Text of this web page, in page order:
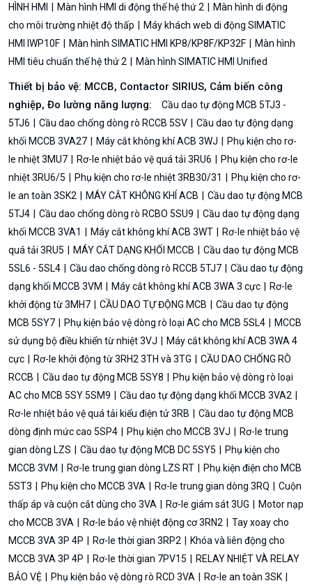
HÌNH HMI
Màn hình HMI di động thế hệ thứ 2
Màn hình di động
cho môi trường nhiệt độ thấp
Máy khách web di động SIMATIC
HMI IWP10F
Màn hình SIMATIC HMI KP8/KP8F/KP32F
Màn hình
HMI tiêu chuẩn thế hệ thứ 2
Màn hình SIMATIC HMI Unified
Thiết bị bảo vệ: MCCB, Contactor SIRIUS, Cảm biến công
nghiệp, Đo lường năng lượng:
Cầu dao tự động MCB 5TJ3 -
5TJ6
Cầu dao chống dòng rò RCCB 5SV
Cầu dao tự động dạng
khối MCCB 3VA27
Máy cắt không khí ACB 3WJ
Phụ kiện cho rơ-
le nhiệt 3MU7
Rơ-le nhiệt bảo vệ quá tải 3RU6
Phụ kiện cho rơ-le
nhiệt 3RU6/5
Phụ kiện cho rơ-le nhiệt 3RB30/31
Phụ kiện cho rơ-
le an toàn 3SK2
MÁY CẮT KHÔNG KHÍ ACB
Cầu dao tự động MCB
5TJ4
Cầu dao chống dòng rò RCBO 5SU9
Cầu dao tự động dạng
khối MCCB 3VA1
Máy cắt không khí ACB 3WT
Rơ-le nhiệt bảo vệ
quá tải 3RU5
MÁY CẮT DẠNG KHỐI MCCB
Cầu dao tự động MCB
5SL6 - 5SL4
Cầu dao chống dòng rò RCCB 5TJ7
Cầu dao tự động
dạng khối MCCB 3VM
Máy cắt không khí ACB 3WA 3 cực
Rơ-le
khởi động từ 3MH7
CẦU DAO TỰ ĐỘNG MCB
Cầu dao tự động
MCB 5SY7
Phụ kiện bảo vệ dòng rò loại AC cho MCB 5SL4
MCCB
sử dụng bộ điều khiển từ nhiệt 3VJ
Máy cắt không khí ACB 3WA 4
cực
Rơ-le khởi động từ 3RH2 3TH và 3TG
CẦU DAO CHỐNG RÒ
RCCB
Cầu dao tự động MCB 5SY8
Phụ kiện bảo vệ dòng rò loại
AC cho MCB 5SY 5SM9
Cầu dao tự động dạng khối MCCB 3VA2
Rơ-le nhiệt bảo vệ quá tải kiểu điện tử 3RB
Cầu dao tự động MCB
dòng định mức cao 5SP4
Phụ kiện cho MCCB 3VJ
Rơ-le trung
gian dòng LZS
Cầu dao tự động MCB DC 5SY5
Phụ kiện cho
MCCB 3VM
Rơ-le trung gian dòng LZS RT
Phụ kiện điện cho MCB
5ST3
Phụ kiện cho MCCB 3VA Rơ-le trung gian dòng 3RQ
Cuộn
thấp áp và cuộn cắt dùng cho 3VA
Rơ-le giám sát 3UG
Motor nạp
cho MCCB 3VA
Rơ-le bảo vệ nhiệt động cơ 3RN2
Tay xoay cho
MCCB 3VA 3P 4P
Rơ-le thời gian 3RP2
Khóa và liên động cho
MCCB 3VA 3P 4P
Rơ-le thời gian 7PV15
RELAY NHIỆT VÀ RELAY
BẢO VỆ
Phụ kiện bảo vệ dòng rò RCD 3VA
Rơ-le an toàn 3SK